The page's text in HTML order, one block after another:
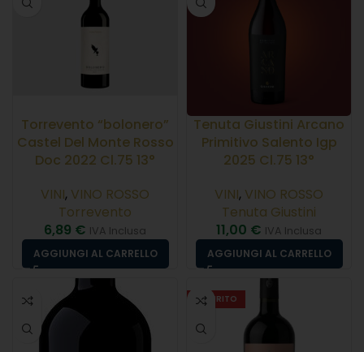
Torrevento “bolonero”
Castel Del Monte Rosso
Doc 2022 Cl.75 13°
VINI, VINO ROSSO
Torrevento
6,89 € IVA Inclusa
AGGIUNGI AL CARRELLO
Tenuta Giustini Arcano
Primitivo Salento Igp
2025 Cl.75 13°
VINI, VINO ROSSO
Tenuta Giustini
11,00 € IVA Inclusa
AGGIUNGI AL CARRELLO
ESAURITO